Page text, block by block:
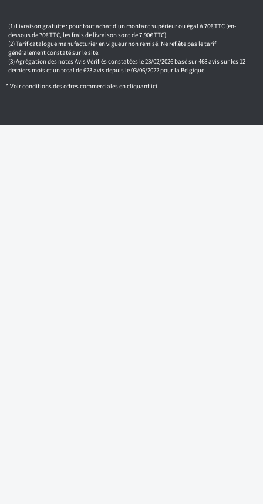
Livraison gratuite : pour tout achat d'un montant supérieur ou égal à 70€ TTC (en-
dessous de 70€ TTC, les frais de livraison sont de 7,90€ TTC).
Tarif catalogue manufacturier en vigueur non remisé. Ne reflète pas le tarif
généralement constaté sur le site.
Agrégation des notes Avis Vérifiés constatées le 23/02/2026 basé sur 468 avis sur les 12
derniers mois et un total de 623 avis depuis le 03/06/2022 pour la Belgique.
* Voir conditions des offres commerciales encliquant ici